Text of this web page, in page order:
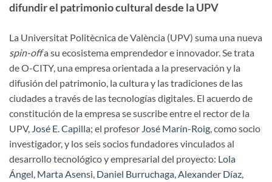
difundir el patrimonio cultural desde la UPV
La Universitat Politècnica de València (UPV) suma una nueva
spin-offa su ecosistema emprendedor e innovador. Se trata
de O-CITY, una empresa orientada a la preservación y la
difusión del patrimonio, la cultura y las tradiciones de las
ciudades a través de las tecnologías digitales. El acuerdo de
constitución de la empresa se suscribe entre el rector de la
UPV, José E. Capilla; el profesor José Marín-Roig, como socio
investigador, y los seis socios fundadores vinculados al
desarrollo tecnológico y empresarial del proyecto: Lola
Ángel, Marta Asensi, Daniel Burruchaga,Alexander Díaz,